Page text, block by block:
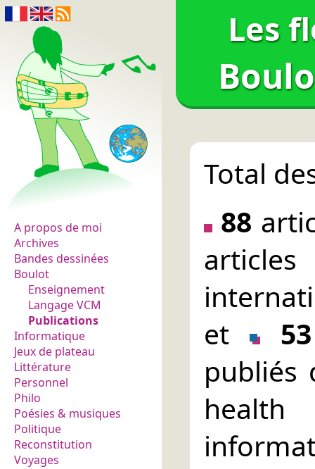
Les fleurs du normal
A propos de moi
Archives
Bandes dessinées
Boulot
Enseignement
Langage VCM
Publications
Informatique
Jeux de plateau
Littérature
Personnel
Philo
Poésies & musiques
Politique
Reconstitution
Voyages
Les
Total
88
et
53
publiés